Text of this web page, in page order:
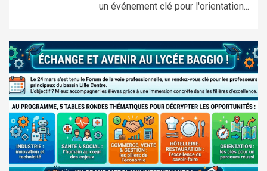
un événement clé pour l'orientation...